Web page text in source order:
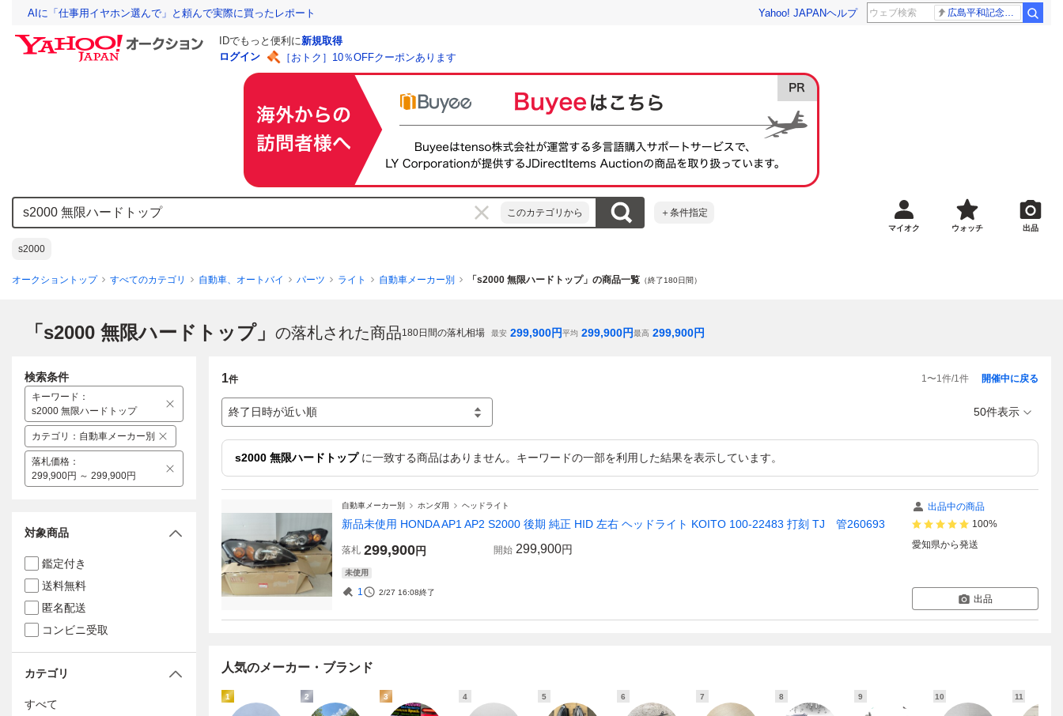
AIに「仕事用イヤホン選んで」と頼んで実際に買ったレポート Yahoo! JAPANヘルプ 広島平和記念式典 高市総理
IDでもっと便利に新規取得
ログイン
［おトク］10％OFFクーポンあります
このカテゴリから ＋条件指定
s2000
マイオク ウォッチ 出品
オークショントップ すべてのカテゴリ 自動車、オートバイ パーツ ライト 自動車メーカー別 「s2000 無限ハードトップ」の商品一覧 （終了180日間）
「s2000 無限ハードトップ」 の落札された商品180日間の落札相場 最安 299,900円平均 299,900円最高 299,900円
1件 1〜1件/1件
終了日時が近い順
開催中に戻る
50件表示
s2000 無限ハードトップに一致する商品はありません。キーワードの一部を利用した結果を表示しています。
自動車メーカー別 ホンダ用 ヘッドライト
新品未使用 HONDA AP1 AP2 S2000 後期 純正 HID 左右 ヘッドライト KOITO 100-22483 打刻 TJ 管260693
落札 299,900円 開始 299,900円
未使用
1 2/27 16:08終了
出品中の商品
100%
愛知県から発送
出品
人気のメーカー・ブランド
1 2 3 4 5 6 7 8 9 10 11
検索条件
キーワード ：
s2000 無限ハードトップ
カテゴリ ： 自動車メーカー別
落札価格 ：
299,900円 ～ 299,900円
対象商品
鑑定付き
送料無料
匿名配送
コンビニ受取
カテゴリ
すべて